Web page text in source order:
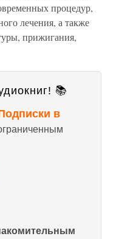
процедур,
лечения, а также
прижигания,
📚
в